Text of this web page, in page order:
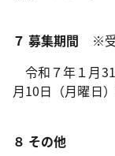
７ 募集期間
※
令和７年１月
月10日（月曜日
８ その他